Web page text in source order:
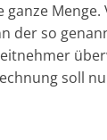
ganze
der so
soll